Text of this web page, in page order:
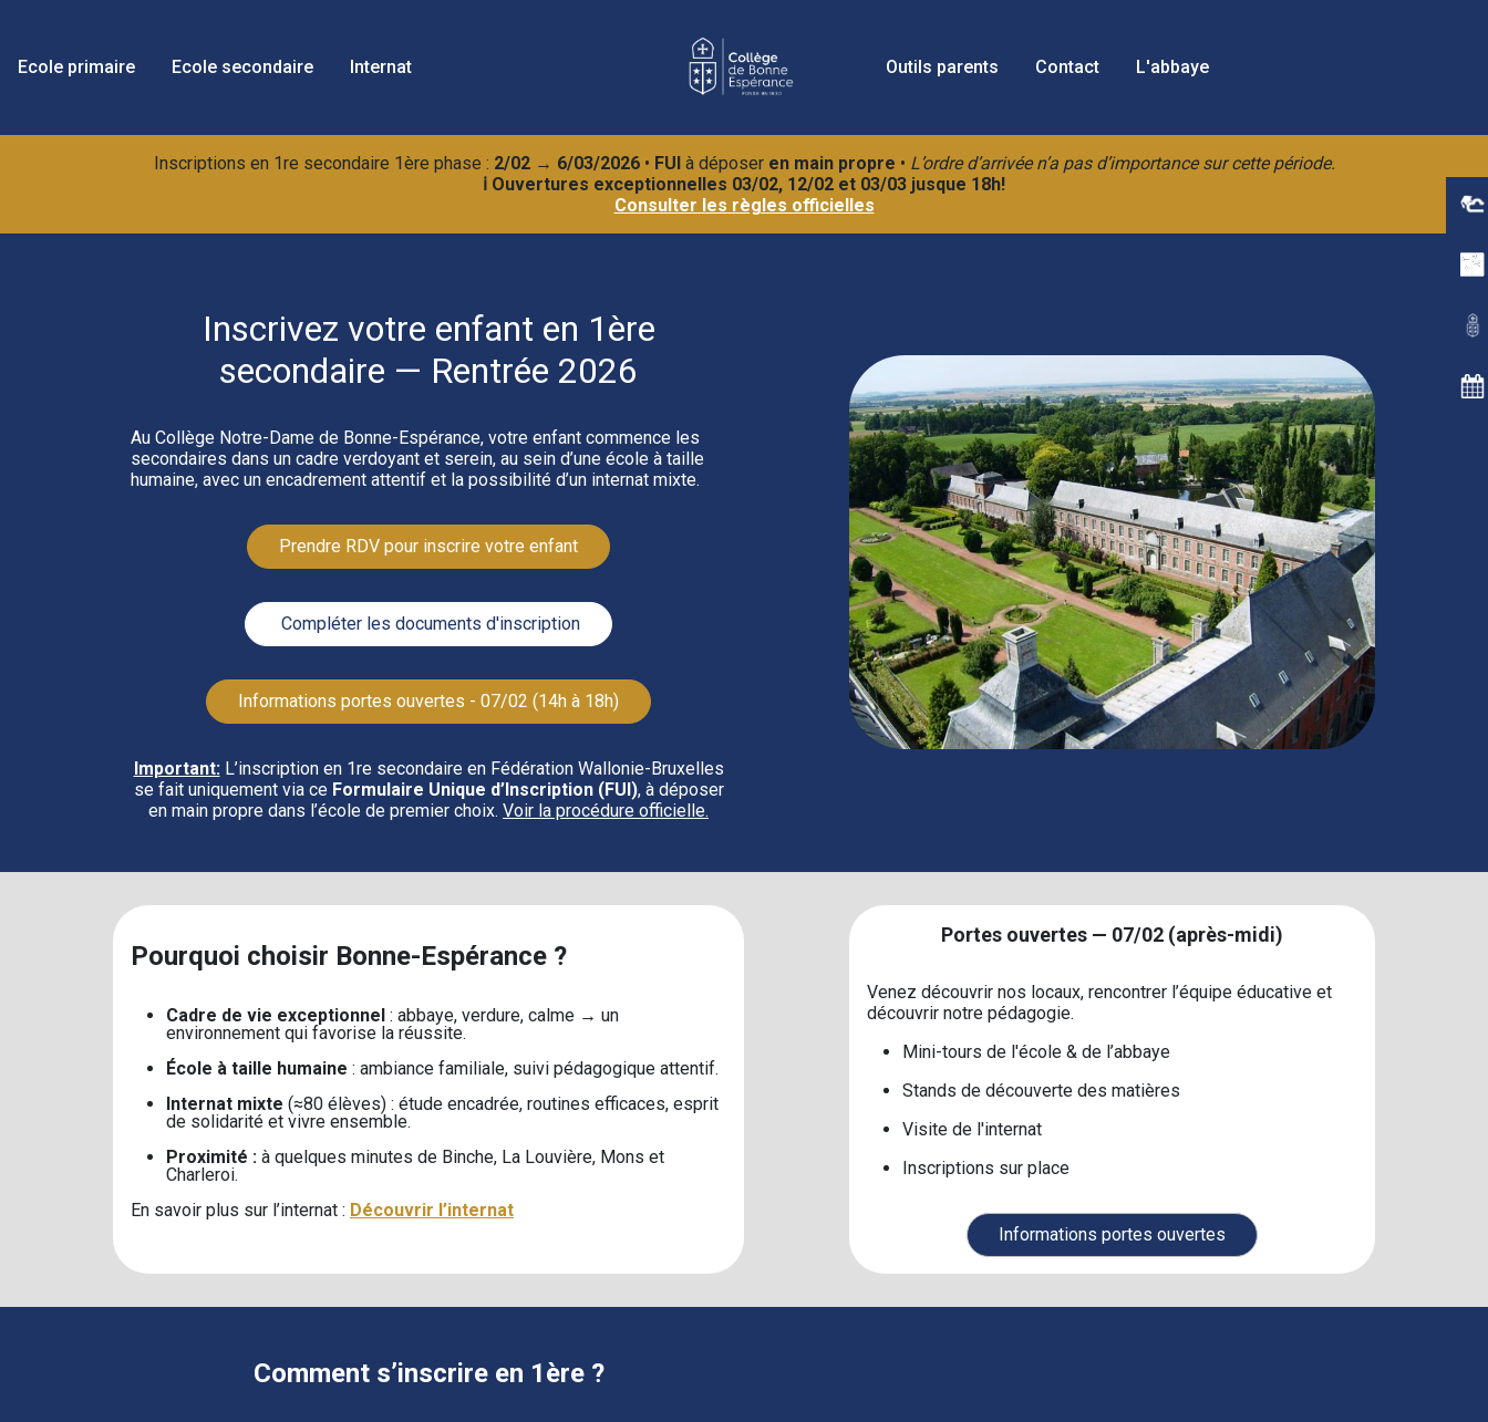
Ecole primaire Ecole secondaire Internat Outils parents Contact L'abbaye
Inscriptions en 1re secondaire 1ère phase : 2/02 → 6/03/2026• FUIà déposer en main propre • L’ordre d’arrivée n’a pas d’importance sur cette période.
ℹ️ Ouvertures exceptionnelles 03/02, 12/02 et 03/03 jusque 18h!
Consulter les règles officielles
Inscrivez votre enfant en 1ère
secondaire — Rentrée 2026
Au Collège Notre‑Dame de Bonne‑Espérance, votre enfant commence les
secondaires dans un cadre verdoyant et serein, au sein d’une école à taille
humaine, avec un encadrement attentif et la possibilité d’un internat mixte.
Prendre RDV pour inscrire votre enfant
️ Compléter les documents d'inscription
Informations portes ouvertes - 07/02 (14h à 18h)
Important:L’inscription en 1re secondaire en Fédération Wallonie‑Bruxelles
se fait uniquement via ce Formulaire Unique d’Inscription (FUI), à déposer
en main propre dans l’école de premier choix. Voir la procédure officielle.
Pourquoi choisir Bonne‑Espérance ?
Cadre de vie exceptionnel : abbaye, verdure, calme → un
environnement qui favorise la réussite.
École à taille humaine : ambiance familiale, suivi pédagogique attentif.
Internat mixte (≈80 élèves) : étude encadrée, routines efficaces, esprit
de solidarité et vivre ensemble.
Proximité : à quelques minutes de Binche, La Louvière, Mons et
Charleroi.
En savoir plus sur l’internat : Découvrir l’internat
Portes ouvertes — 07/02 (après‑midi)
Venez découvrir nos locaux, rencontrer l’équipe éducative et
découvrir notre pédagogie.
Mini‑tours de l'école & de l’abbaye
Stands de découverte des matières
Visite de l'internat
Inscriptions sur place
Informations portes ouvertes
Comment s’inscrire en 1ère ?